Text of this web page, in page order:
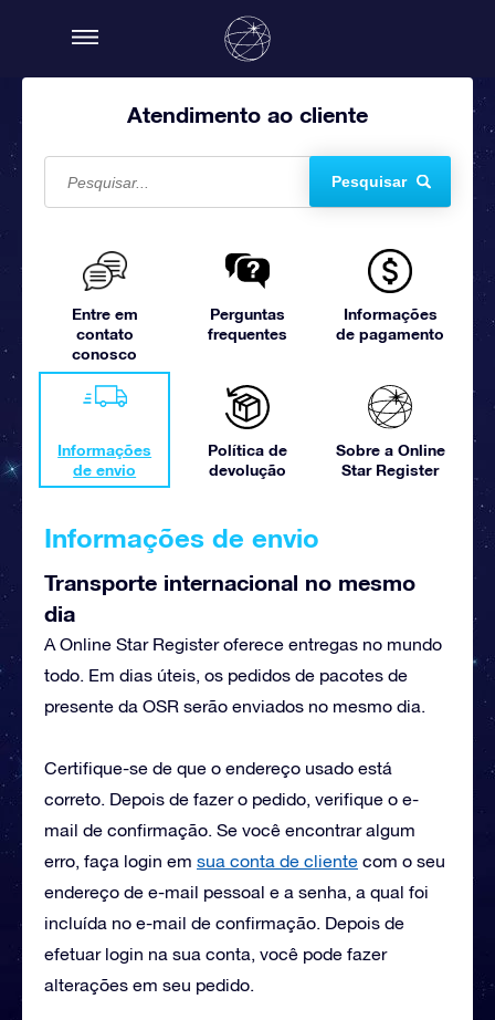
Atendimento ao cliente
Pesquisar
Entre em
contato
conosco
Perguntas
frequentes
Informações
de pagamento
Informações
de envio
Política de
devolução
Sobre a Online
Star Register
Informações de envio
Transporte internacional no mesmo
dia
A Online Star Register oferece entregas no mundo
todo. Em dias úteis, os pedidos de pacotes de
presente da OSR serão enviados no mesmo dia.
Certifique-se de que o endereço usado está
correto. Depois de fazer o pedido, verifique o e-
mail de confirmação. Se você encontrar algum
erro, faça login em sua conta de cliente com o seu
endereço de e-mail pessoal e a senha, a qual foi
incluída no e-mail de confirmação. Depois de
efetuar login na sua conta, você pode fazer
alterações em seu pedido.